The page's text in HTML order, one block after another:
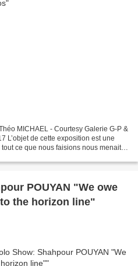
MICHAEL - Courtesy Galerie G-P &
ce que nous faisions nous menait
"We owe
the horizon line"